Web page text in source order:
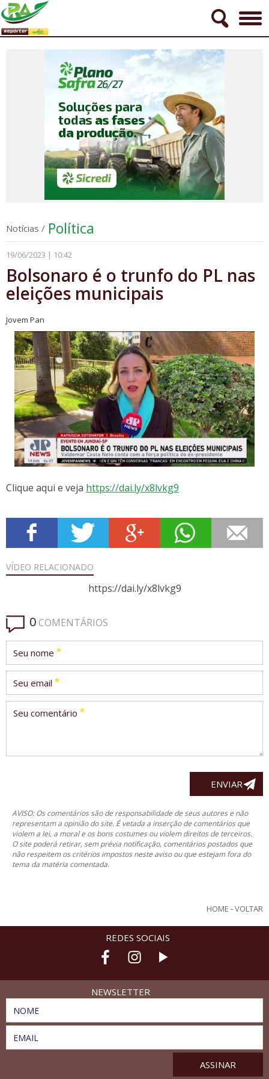
Notícias / Política
19/06/2023 | 10:42
Bolsonaro é o trunfo do PL nas
eleições municipais
Jovem Pan
Clique aqui e veja https://dai.ly/x8lvkg9
VÍDEO RELACIONADO
https://dai.ly/x8lvkg9
0COMENTÁRIOS
Seu nome *
Seu email *
Seu comentário *
AVISO: Os comentários são de responsabilidade de seus autores e não
representam a opinião do site. É vetada a inserção de comentários que
violem a lei, a moral e os bons costumes ou violem direitos de terceiros.
O site poderá retirar, sem prévia notificação, comentários postados que
não respeitem os critérios impostos neste aviso ou que estejam fora do
tema da matéria comentada.
HOME -VOLTAR
REDES SOCIAIS
NEWSLETTER
NOME
EMAIL